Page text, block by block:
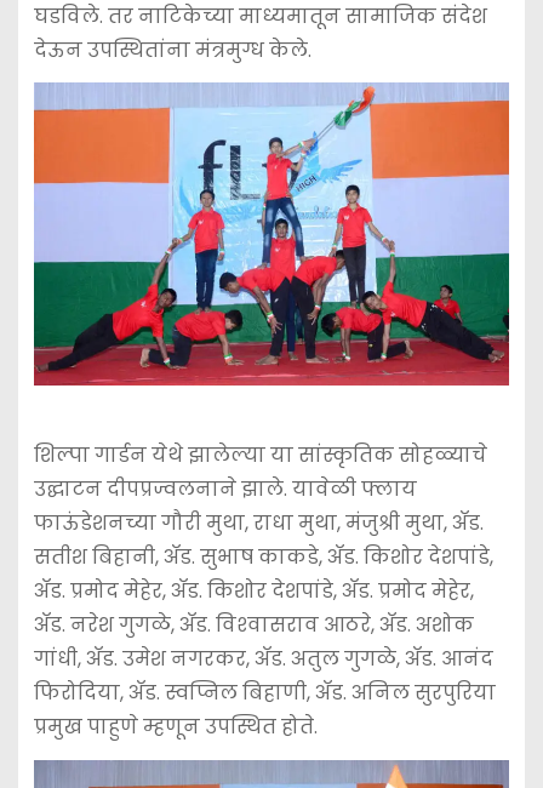
घडविले. तर नाटिकेच्या माध्यमातून सामाजिक संदेश
देऊन उपस्थितांना मंत्रमुग्ध केले.
शिल्पा गार्डन येथे झालेल्या या सांस्कृतिक सोहळ्याचे
उद्घाटन दीपप्रज्वलनाने झाले. यावेळी फ्लाय
फाऊंडेशनच्या गौरी मुथा, राधा मुथा, मंजुश्री मुथा, अ‍ॅड.
सतीश बिहानी, अ‍ॅड. सुभाष काकडे, अ‍ॅड. किशोर देशपांडे,
अ‍ॅड. प्रमोद मेहेर, अ‍ॅड. किशोर देशपांडे, अ‍ॅड. प्रमोद मेहेर,
अ‍ॅड. नरेश गुगळे, अ‍ॅड. विश्‍वासराव आठरे, अ‍ॅड. अशोक
गांधी, अ‍ॅड. उमेश नगरकर, अ‍ॅड. अतुल गुगळे, अ‍ॅड. आनंद
फिरोदिया, अ‍ॅड. स्वप्निल बिहाणी, अ‍ॅड. अनिल सुरपुरिया
प्रमुख पाहुणे म्हणून उपस्थित होते.